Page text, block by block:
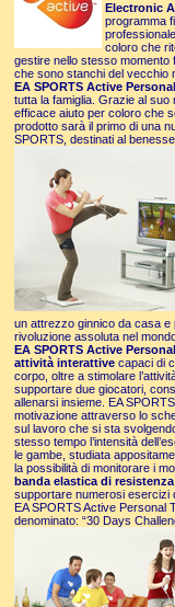
Electronic
programma
coloro che
gestire nello stesso momento
che sono stanchi del vecchio
EA SPORTS Active
tutta la famiglia. Grazie al
efficace aiuto per coloro che
prodotto sarà il primo di una
SPORTS, destinati al
un attrezzo ginnico da casa e
rivoluzione assoluta nel
EA SPORTS Active
attività interattive capaci di
corpo, oltre a stimolare
supportare due giocatori,
allenarsi insieme. EA
motivazione attraverso lo
sul lavoro che si sta
stesso tempo l’intensità
le gambe, studiata
la possibilità di monitorare i
banda elastica di resistenza
supportare numerosi esercizi
EA SPORTS Active Personal
denominato: “30 Days